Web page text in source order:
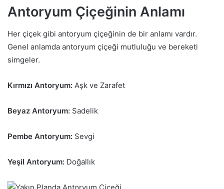
Antoryum Çiçeğinin Anlamı
Her çiçek gibi antoryum çiçeğinin de bir anlamı vardır.
Genel anlamda antoryum çiçeği mutluluğu ve bereketi
simgeler.
Kırmızı Antoryum: Aşk ve Zarafet
Beyaz Antoryum: Sadelik
Pembe Antoryum: Sevgi
Yeşil Antoryum: Doğallık